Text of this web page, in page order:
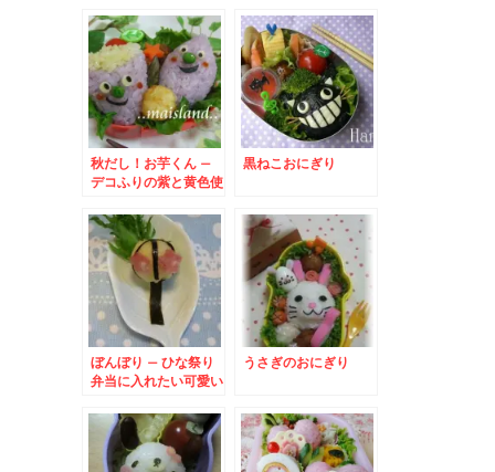
秋だし！お芋くん –
デコふりの紫と黄色使
黒ねこおにぎり
ぼんぼり – ひな祭り
弁当に入れたい可愛い
うさぎのおにぎり